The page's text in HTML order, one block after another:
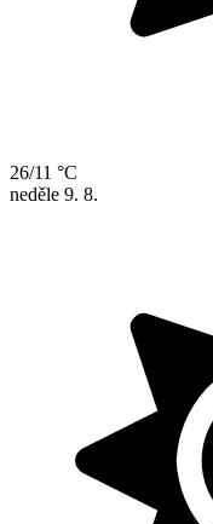
26/11 °C
neděle 9. 8.